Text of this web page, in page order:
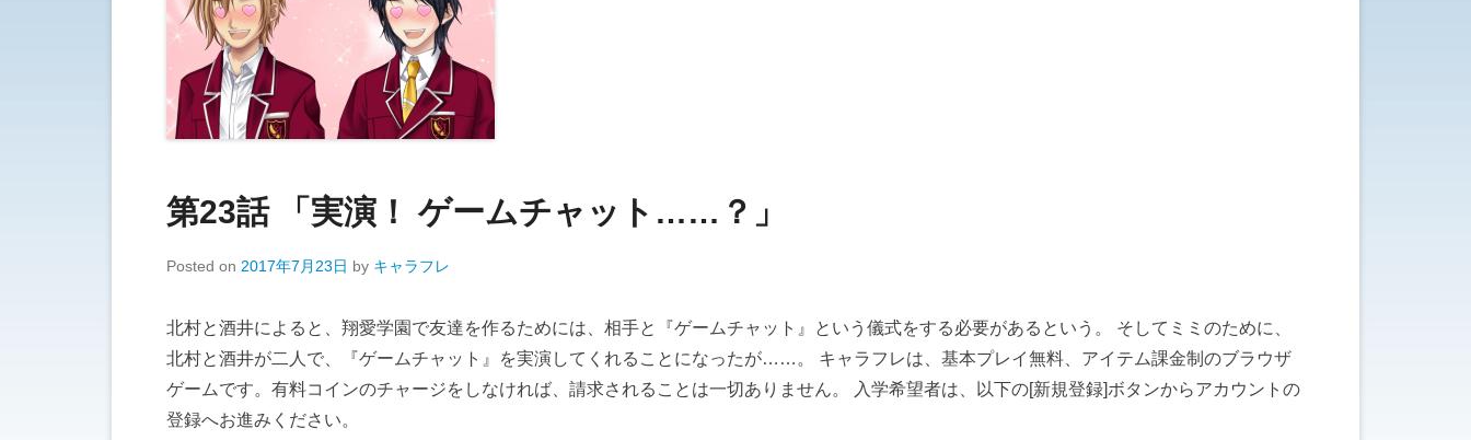
第23話 「実演！ ゲームチャット……？」
Posted on 2017年7月23日 by キャラフレ
北村と酒井によると、翔愛学園で友達を作るためには、相手と『ゲームチャット』という儀式をする必要があるという。 そしてミミのために、
北村と酒井が二人で、『ゲームチャット』を実演してくれることになったが……。 キャラフレは、基本プレイ無料、アイテム課金制のブラウザ
ゲームです。有料コインのチャージをしなければ、請求されることは一切ありません。 入学希望者は、以下の[新規登録]ボタンからアカウントの
登録へお進みください。